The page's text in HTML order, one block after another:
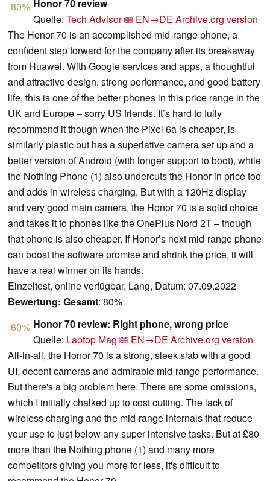
80% Honor 70 review
Quelle: Tech Advisor EN→DE Archive.org version
The Honor 70 is an accomplished mid-range phone, a
confident step forward for the company after its breakaway
from Huawei. With Google services and apps, a thoughtful
and attractive design, strong performance, and good battery
life, this is one of the better phones in this price range in the
UK and Europe – sorry US friends. It’s hard to fully
recommend it though when the Pixel 6a is cheaper, is
similarly plastic but has a superlative camera set up and a
better version of Android (with longer support to boot), while
the Nothing Phone (1) also undercuts the Honor in price too
and adds in wireless charging. But with a 120Hz display
and very good main camera, the Honor 70 is a solid choice
and takes it to phones like the OnePlus Nord 2T – though
that phone is also cheaper. If Honor’s next mid-range phone
can boost the software promise and shrink the price, it will
have a real winner on its hands.
Einzeltest, online verfügbar, Lang, Datum: 07.09.2022
Bewertung: Gesamt: 80%
60% Honor 70 review: Right phone, wrong price
Quelle: Laptop Mag EN→DE Archive.org version
All-in-all, the Honor 70 is a strong, sleek slab with a good
UI, decent cameras and admirable mid-range performance.
But there's a big problem here. There are some omissions,
which I initially chalked up to cost cutting. The lack of
wireless charging and the mid-range internals that reduce
your use to just below any super intensive tasks. But at £80
more than the Nothing phone (1) and many more
competitors giving you more for less, it's difficult to